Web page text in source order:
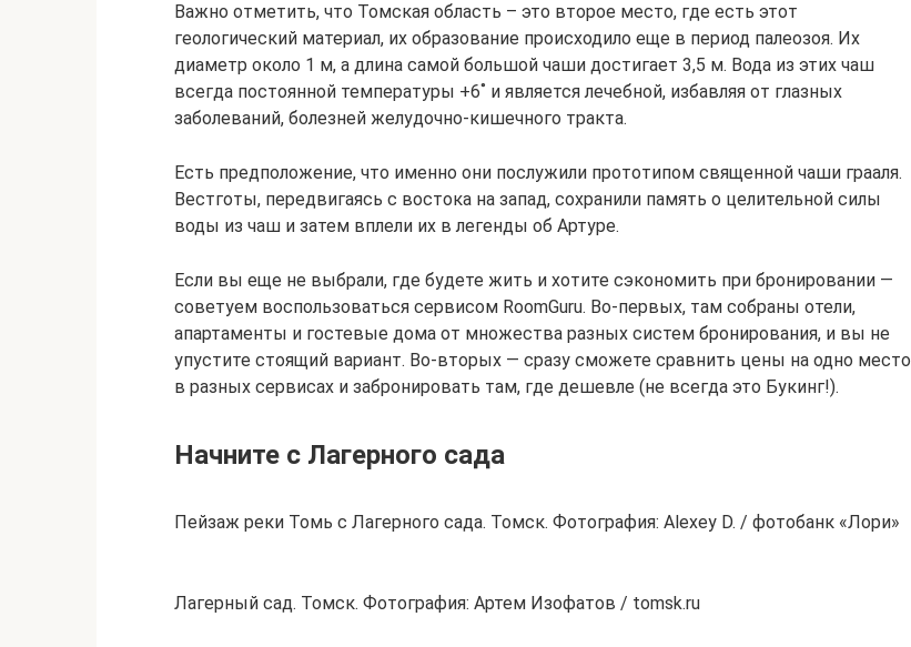
Важно отметить, что Томская область – это второе место, где есть этот
геологический материал, их образование происходило еще в период палеозоя. Их
диаметр около 1 м, а длина самой большой чаши достигает 3,5 м. Вода из этих чаш
всегда постоянной температуры +6˚ и является лечебной, избавляя от глазных
заболеваний, болезней желудочно-кишечного тракта.
Есть предположение, что именно они послужили прототипом священной чаши грааля.
Вестготы, передвигаясь с востока на запад, сохранили память о целительной силы
воды из чаш и затем вплели их в легенды об Артуре.
Если вы еще не выбрали, где будете жить и хотите сэкономить при бронировании —
советуем воспользоваться сервисом RoomGuru. Во-первых, там собраны отели,
апартаменты и гостевые дома от множества разных систем бронирования, и вы не
упустите стоящий вариант. Во-вторых — сразу сможете сравнить цены на одно место
в разных сервисах и забронировать там, где дешевле (не всегда это Букинг!).
Начните с Лагерного сада
Пейзаж реки Томь с Лагерного сада. Томск. Фотография: Alexey D. / фотобанк «Лори»
Лагерный сад. Томск. Фотография: Артем Изофатов / tomsk.ru